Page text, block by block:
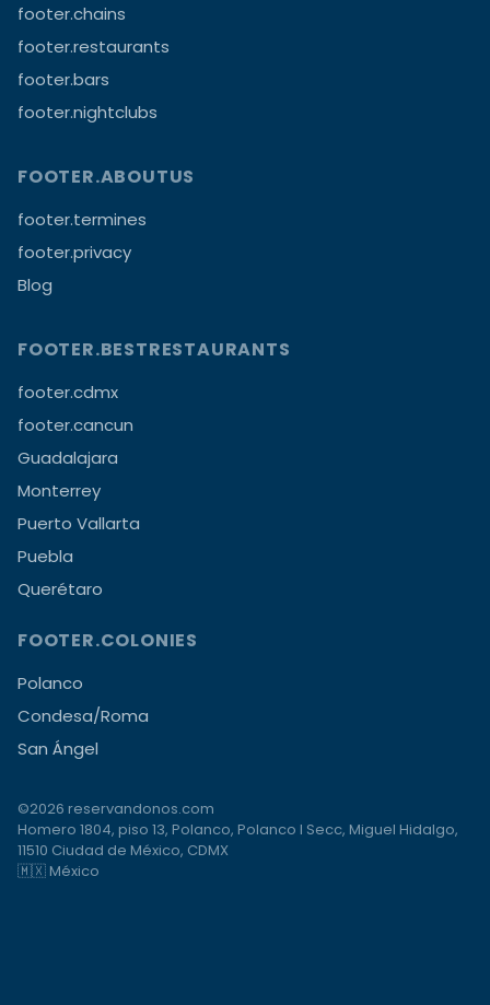
footer.chains
footer.restaurants
footer.bars
footer.nightclubs
FOOTER.ABOUTUS
footer.termines
footer.privacy
Blog
FOOTER.BESTRESTAURANTS
footer.cdmx
footer.cancun
Guadalajara
Monterrey
Puerto Vallarta
Puebla
Querétaro
FOOTER.COLONIES
Polanco
Condesa/Roma
San Ángel
©2026 reservandonos.com
Homero 1804, piso 13, Polanco, Polanco I Secc, Miguel Hidalgo,
11510 Ciudad de México, CDMX
🇲🇽 México